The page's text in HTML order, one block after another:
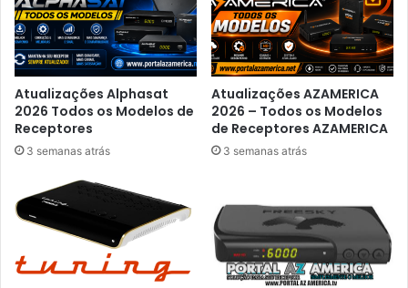
Atualizações Alphasat
2026 Todos os Modelos de
Receptores
3 semanas atrás
Atualizações AZAMERICA
2026 – Todos os Modelos
de Receptores AZAMERICA
3 semanas atrás